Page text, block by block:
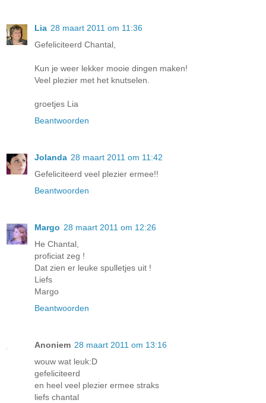
Lia 28 maart 2011 om 11:36
Gefeliciteerd Chantal,
Kun je weer lekker mooie dingen maken!
Veel plezier met het knutselen.
groetjes Lia
Beantwoorden
Jolanda 28 maart 2011 om 11:42
Gefeliciteerd veel plezier ermee!!
Beantwoorden
Margo 28 maart 2011 om 12:26
He Chantal,
proficiat zeg !
Dat zien er leuke spulletjes uit !
Liefs
Margo
Beantwoorden
Anoniem 28 maart 2011 om 13:16
wouw wat leuk:D
gefeliciteerd
en heel veel plezier ermee straks
liefs chantal